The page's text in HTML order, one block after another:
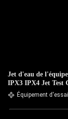
Jet d'eau de
IPX3 IPX4 Jet Test
Équipement